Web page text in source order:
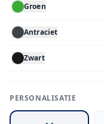
Groen
Antraciet
Zwart
PERSONALISATIE